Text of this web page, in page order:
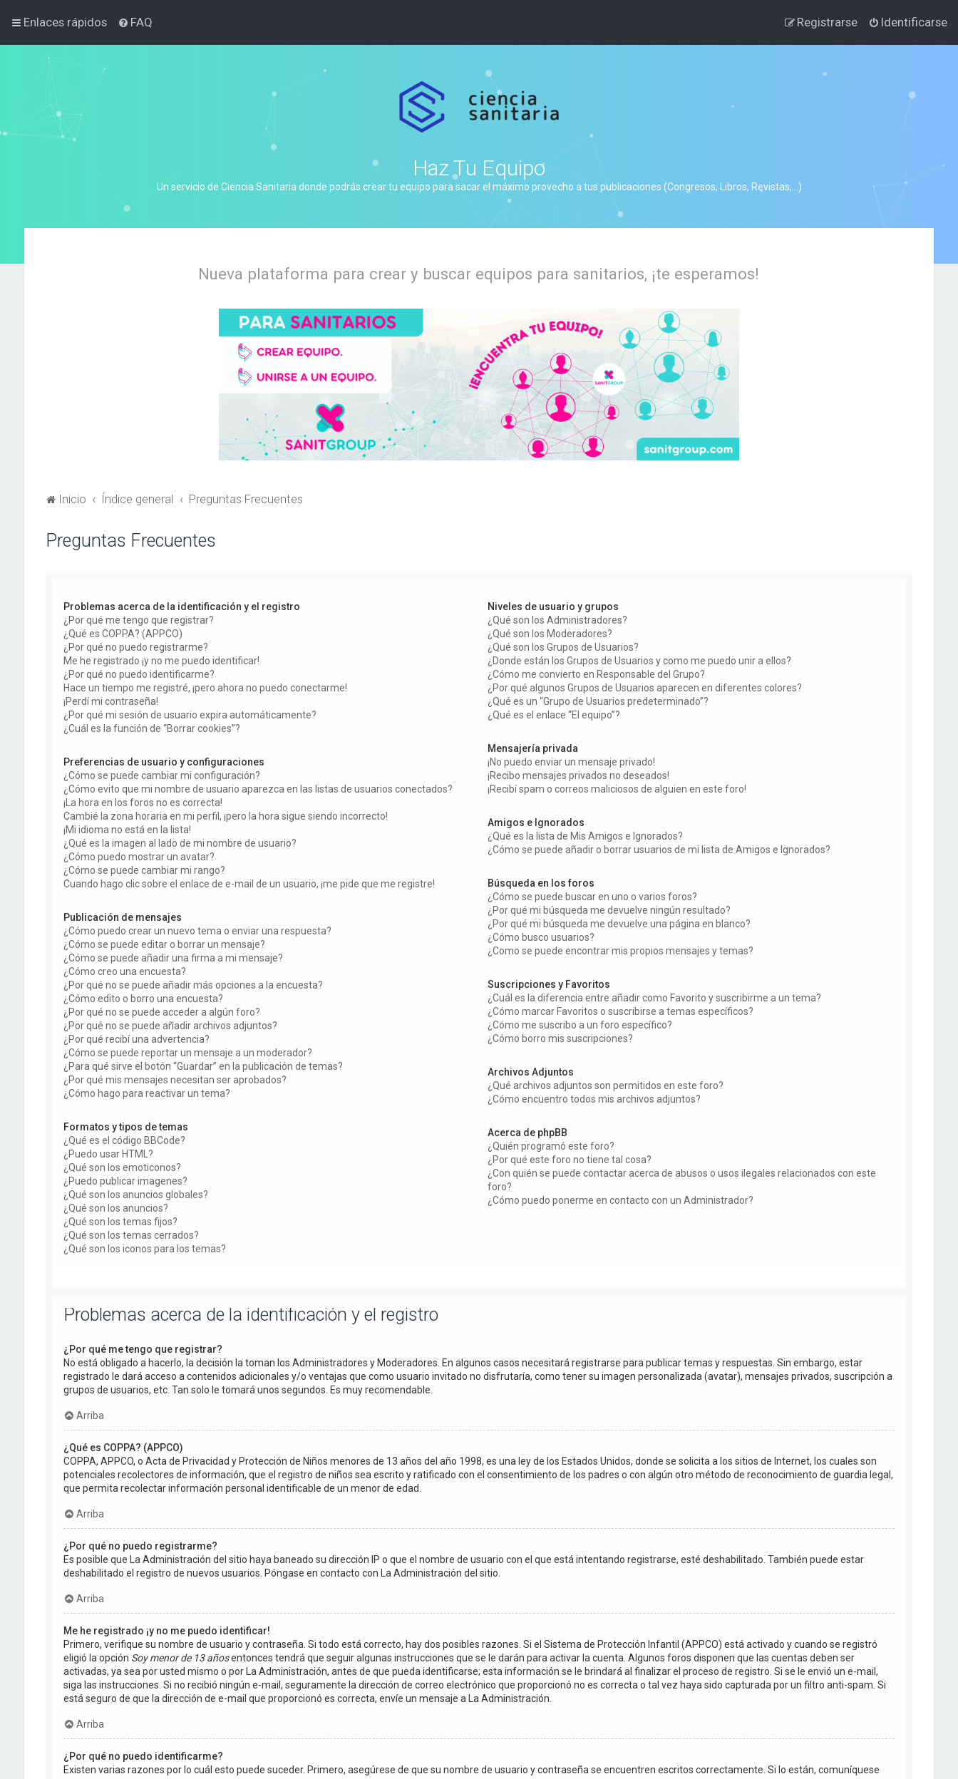
Enlaces rápidos FAQ Identificarse
Registrarse
Haz Tu Equipo
Un servicio de Ciencia Sanitaria donde podrás crear tu equipo para sacar el máximo provecho a tus publicaciones (Congresos, Libros, Revistas,...)
Nueva plataforma para crear y buscar equipos para sanitarios, ¡te esperamos!
Inicio Índice general Preguntas Frecuentes
Preguntas Frecuentes
Problemas acerca de la identificación y el registro
¿Por qué me tengo que registrar?
¿Qué es COPPA? (APPCO)
¿Por qué no puedo registrarme?
Me he registrado ¡y no me puedo identificar!
¿Por qué no puedo identificarme?
Hace un tiempo me registré, ¡pero ahora no puedo conectarme!
¡Perdí mi contraseña!
¿Por qué mi sesión de usuario expira automáticamente?
¿Cuál es la función de “Borrar cookies”?
Preferencias de usuario y configuraciones
¿Cómo se puede cambiar mi configuración?
¿Cómo evito que mi nombre de usuario aparezca en las listas de usuarios conectados?
¡La hora en los foros no es correcta!
Cambié la zona horaria en mi perfil, ¡pero la hora sigue siendo incorrecto!
¡Mi idioma no está en la lista!
¿Qué es la imagen al lado de mi nombre de usuario?
¿Cómo puedo mostrar un avatar?
¿Cómo se puede cambiar mi rango?
Cuando hago clic sobre el enlace de e-mail de un usuario, ¡me pide que me registre!
Publicación de mensajes
¿Cómo puedo crear un nuevo tema o enviar una respuesta?
¿Cómo se puede editar o borrar un mensaje?
¿Cómo se puede añadir una firma a mi mensaje?
¿Cómo creo una encuesta?
¿Por qué no se puede añadir más opciones a la encuesta?
¿Cómo edito o borro una encuesta?
¿Por qué no se puede acceder a algún foro?
¿Por qué no se puede añadir archivos adjuntos?
¿Por qué recibí una advertencia?
¿Cómo se puede reportar un mensaje a un moderador?
¿Para qué sirve el botón “Guardar” en la publicación de temas?
¿Por qué mis mensajes necesitan ser aprobados?
¿Cómo hago para reactivar un tema?
Formatos y tipos de temas
¿Qué es el código BBCode?
¿Puedo usar HTML?
¿Qué son los emoticonos?
¿Puedo publicar imagenes?
¿Qué son los anuncios globales?
¿Qué son los anuncios?
¿Qué son los temas fijos?
¿Qué son los temas cerrados?
¿Qué son los iconos para los temas?
Niveles de usuario y grupos
¿Qué son los Administradores?
¿Qué son los Moderadores?
¿Qué son los Grupos de Usuarios?
¿Donde están los Grupos de Usuarios y como me puedo unir a ellos?
¿Cómo me convierto en Responsable del Grupo?
¿Por qué algunos Grupos de Usuarios aparecen en diferentes colores?
¿Qué es un “Grupo de Usuarios predeterminado”?
¿Qué es el enlace “El equipo”?
Mensajería privada
¡No puedo enviar un mensaje privado!
¡Recibo mensajes privados no deseados!
¡Recibí spam o correos maliciosos de alguien en este foro!
Amigos e Ignorados
¿Qué es la lista de Mis Amigos e Ignorados?
¿Cómo se puede añadir o borrar usuarios de mi lista de Amigos e Ignorados?
Búsqueda en los foros
¿Cómo se puede buscar en uno o varios foros?
¿Por qué mi búsqueda me devuelve ningún resultado?
¿Por qué mi búsqueda me devuelve una página en blanco?
¿Cómo busco usuarios?
¿Como se puede encontrar mis propios mensajes y temas?
Suscripciones y Favoritos
¿Cuál es la diferencia entre añadir como Favorito y suscribirme a un tema?
¿Cómo marcar Favoritos o suscribirse a temas específicos?
¿Cómo me suscribo a un foro específico?
¿Cómo borro mis suscripciones?
Archivos Adjuntos
¿Qué archivos adjuntos son permitidos en este foro?
¿Cómo encuentro todos mis archivos adjuntos?
Acerca de phpBB
¿Quién programó este foro?
¿Por qué este foro no tiene tal cosa?
¿Con quién se puede contactar acerca de abusos o usos ilegales relacionados con este
foro?
¿Cómo puedo ponerme en contacto con un Administrador?
Problemas acerca de la identificación y el registro
¿Por qué me tengo que registrar?
No está obligado a hacerlo, la decisión la toman los Administradores y Moderadores. En algunos casos necesitará registrarse para publicar temas y respuestas. Sin embargo, estar
registrado le dará acceso a contenidos adicionales y/o ventajas que como usuario invitado no disfrutaría, como tener su imagen personalizada (avatar), mensajes privados, suscripción a
grupos de usuarios, etc. Tan solo le tomará unos segundos. Es muy recomendable.
Arriba
¿Qué es COPPA? (APPCO)
COPPA, APPCO, o Acta de Privacidad y Protección de Niños menores de 13 años del año 1998, es una ley de los Estados Unidos, donde se solicita a los sitios de Internet, los cuales son
potenciales recolectores de información, que el registro de niños sea escrito y ratificado con el consentimiento de los padres o con algún otro método de reconocimiento de guardia legal,
que permita recolectar información personal identificable de un menor de edad.
Arriba
¿Por qué no puedo registrarme?
Es posible que La Administración del sitio haya baneado su dirección IP o que el nombre de usuario con el que está intentando registrarse, esté deshabilitado. También puede estar
deshabilitado el registro de nuevos usuarios. Póngase en contacto con La Administración del sitio.
Arriba
Me he registrado ¡y no me puedo identificar!
Primero, verifique su nombre de usuario y contraseña. Si todo está correcto, hay dos posibles razones. Si el Sistema de Protección Infantil (APPCO) está activado y cuando se registró
eligió la opción Soy menor de 13 añosentonces tendrá que seguir algunas instrucciones que se le darán para activar la cuenta. Algunos foros disponen que las cuentas deben ser
activadas, ya sea por usted mismo o por La Administración, antes de que pueda identificarse; esta información se le brindará al finalizar el proceso de registro. Si se le envió un e-mail,
siga las instrucciones. Si no recibió ningún e-mail, seguramente la dirección de correo electrónico que proporcionó no es correcta o tal vez haya sido capturada por un filtro anti-spam. Si
está seguro de que la dirección de e-mail que proporcionó es correcta, envíe un mensaje a La Administración.
Arriba
¿Por qué no puedo identificarme?
Existen varias razones por lo cuál esto puede suceder. Primero, asegúrese de que su nombre de usuario y contraseña se encuentren escritos correctamente. Si lo están, comuníquese